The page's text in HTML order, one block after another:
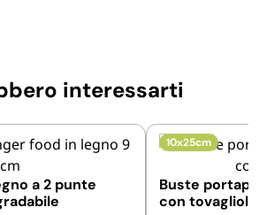
interessarti
a 2 punte
10x25cm
Buste
con tovagliolo